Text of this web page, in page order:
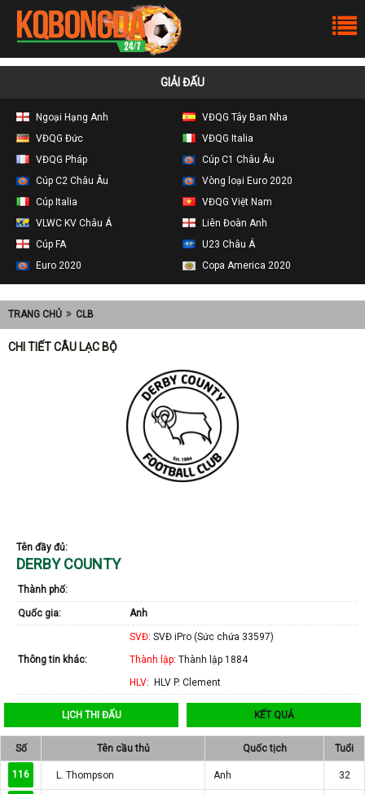
GIẢI ĐẤU
Ngoại Hạng Anh
VĐQG Tây Ban Nha
VĐQG Đức
VĐQG Italia
VĐQG Pháp
Cúp C1 Châu Âu
Cúp C2 Châu Âu
Vòng loại Euro 2020
Cúp Italia
VĐQG Việt Nam
VLWC KV Châu Á
Liên Đoàn Anh
Cúp FA
U23 Châu Á
Euro 2020
Copa America 2020
TRANG CHỦ CLB
CHI TIẾT CÂU LẠC BỘ
Tên đầy đủ:
DERBY COUNTY
Thành phố:
Quốc gia: Anh
Thông tin khác:
SVĐ: SVĐ iPro (Sức chứa 33597)
Thành lập: Thành lập 1884
HLV: HLV P. Clement
LỊCH THI ĐẤU KẾT QUẢ
Số Tên cầu thủ Quốc tịch Tuổi
116 L. Thompson Anh 32